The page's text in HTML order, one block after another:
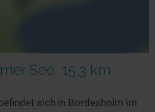
See 15,3 km
sich in Bordesholm im